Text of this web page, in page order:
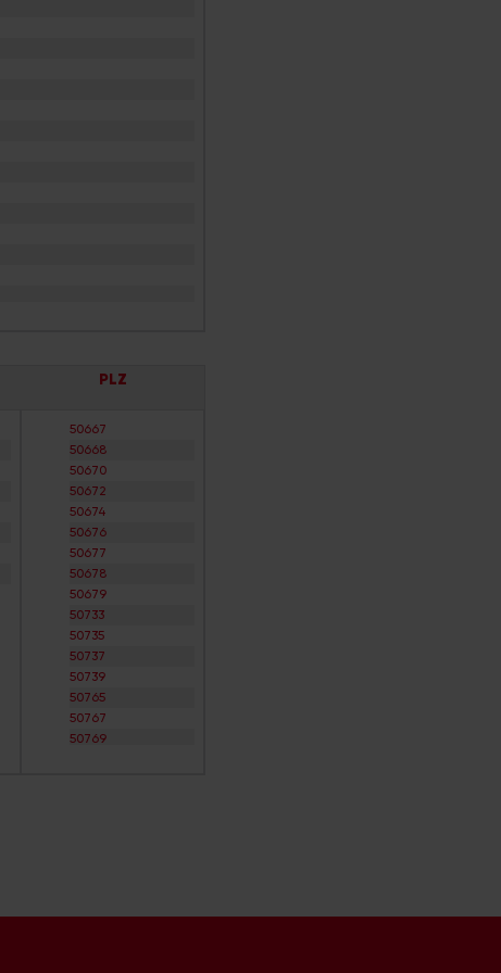
PLZ
50667
50668
50670
50672
50674
50676
50677
50678
50679
50733
50735
50737
50739
50765
50767
50769